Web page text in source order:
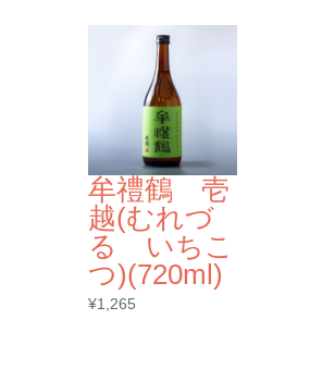
牟禮鶴 壱
越(むれづ
る いちこ
つ)(720ml)
¥1,265